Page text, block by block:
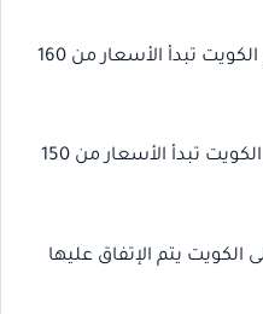
شحن كرتون من جدة الى الكويت تبدأ الأسعار من 160
شحن طرود من جدة الى الكويت تبدأ الأسعار من 150
يتم الإتفاق عليها